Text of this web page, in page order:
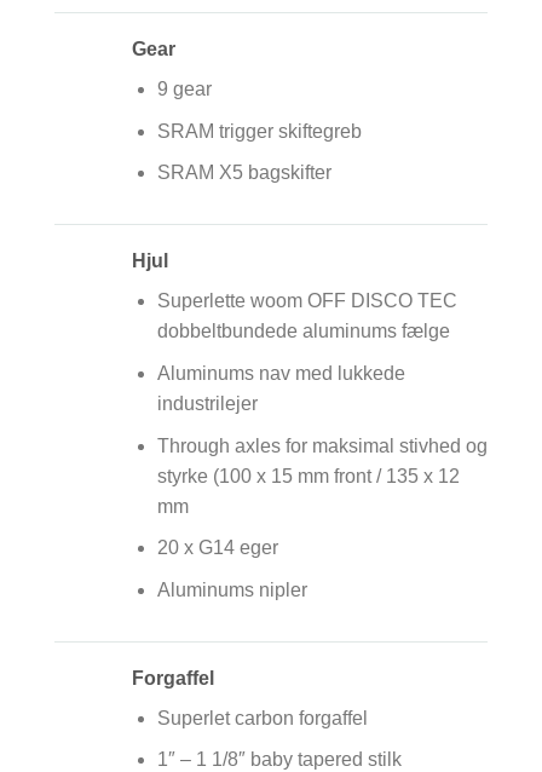
Gear
9 gear
SRAM trigger skiftegreb
SRAM X5 bagskifter
Hjul
Superlette woom OFF DISCO TEC
dobbeltbundede aluminums fælge
Aluminums nav med lukkede
industrilejer
Through axles for maksimal stivhed og
styrke (100 x 15 mm front / 135 x 12
mm
20 x G14 eger
Aluminums nipler
Forgaffel
Superlet carbon forgaffel
1″ – 1 1/8″ baby tapered stilk